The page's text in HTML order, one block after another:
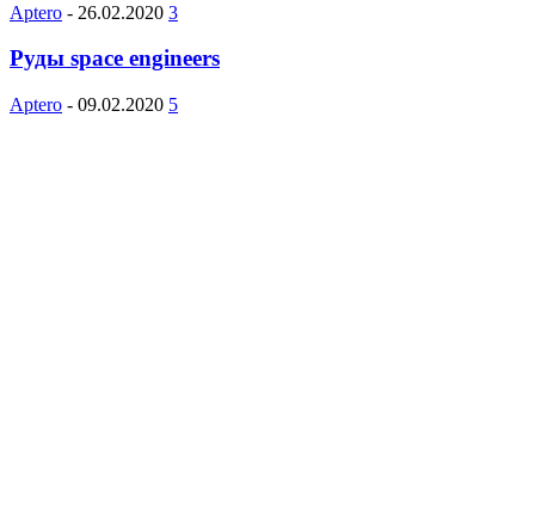
Aptero - 26.02.2020 3
Руды space engineers
Aptero - 09.02.2020 5